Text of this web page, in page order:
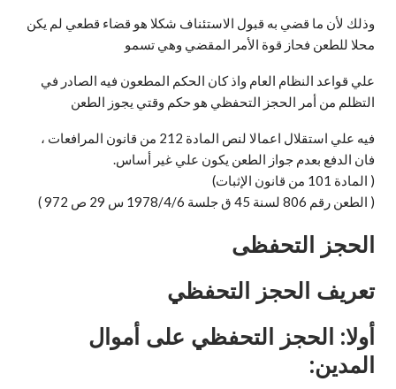
وذلك لأن ما قضي به قبول الاستئناف شكلا هو قضاء قطعي لم يكن
محلا للطعن فحاز قوة الأمر المقضي وهي تسمو
علي قواعد النظام العام واذ كان الحكم المطعون فيه الصادر في
التظلم من أمر الحجز التحفظي هو حكم وقتي يجوز الطعن
فيه علي استقلال اعمالا لنص المادة 212 من قانون المرافعات ،
فان الدفع بعدم جواز الطعن يكون علي غير أساس.
( المادة 101 من قانون الإثبات)
( الطعن رقم 806 لسنة 45 ق جلسة 1978/4/6 س 29 ص 972 )
الحجز التحفظى
تعريف الحجز التحفظي
أولا: الحجز التحفظي على أموال
المدين: